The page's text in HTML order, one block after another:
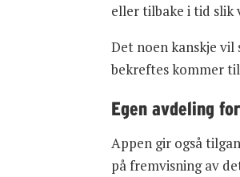
eller tilbake i tid slik
Det noen kanskje
bekreftes kommer
Egen avdeling
Appen gir også
på fremvisning av